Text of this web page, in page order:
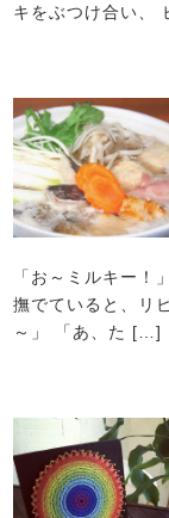
キをぶつけ合い、
「お～ミルキー！
撫でていると、リ
～」 「あ、た […]